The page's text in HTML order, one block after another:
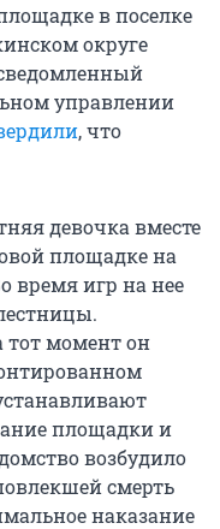
в поселке
округе
управлении
, что
девочка вместе
площадке на
время игр на нее
тот момент он
площадки и
возбудило
смерть
наказание